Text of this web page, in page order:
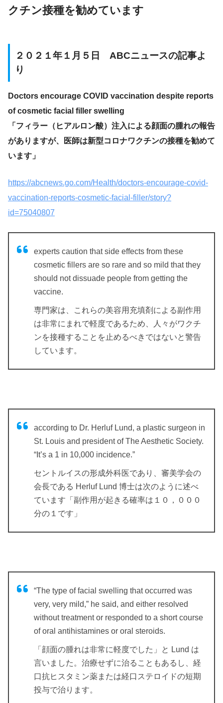
クチン接種を勧めています
２０２１年１月５日 ABCニュースの記事よ
り
Doctors encourage COVID vaccination despite reports
of cosmetic facial filler swelling
「フィラー（ヒアルロン酸）注入による顔面の腫れの報告
がありますが、医師は新型コロナワクチンの接種を勧めて
います」
https://abcnews.go.com/Health/doctors-encourage-covid-
vaccination-reports-cosmetic-facial-filler/story?
id=75040807
experts caution that side effects from these
cosmetic fillers are so rare and so mild that they
should not dissuade people from getting the
vaccine.
専門家は、これらの美容用充填剤による副作用
は非常にまれで軽度であるため、人々がワクチ
ンを接種することを止めるべきではないと警告
しています。
according to Dr. Herluf Lund, a plastic surgeon in
St. Louis and president of The Aesthetic Society.
“It’s a 1 in 10,000 incidence.”
セントルイスの形成外科医であり、審美学会の
会長である Herluf Lund 博士は次のように述べ
ています「副作用が起きる確率は１０，０００
分の１です」
“The type of facial swelling that occurred was
very, very mild,” he said, and either resolved
without treatment or responded to a short course
of oral antihistamines or oral steroids.
「顔面の腫れは非常に軽度でした」と Lund は
言いました。治療せずに治ることもあるし、経
口抗ヒスタミン薬または経口ステロイドの短期
投与で治ります。